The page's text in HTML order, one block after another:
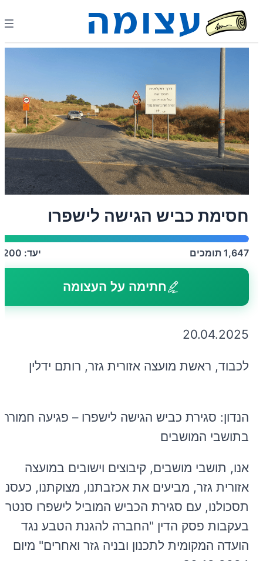
חסימת כביש הגישה לישפרו
1,647 תומכים יעד:
חתימה על העצומה
20.04.2025
לכבוד, ראשת מועצה אזורית גזר, רותם ידלין
הנדון: סגירת כביש הגישה לישפרו – פגיעה חמורה
בתושבי המושבים
אנו, תושבי מושבים, קיבוצים וישובים במועצה
אזורית גזר, מביעים את אכזבתנו, מצוקתנו,
תסכולנו, עם סגירת הכביש המוביל לישפרו סנטר
בעקבות פסק הדין "החברה להגנת הטבע נגד
הועדה המקומית לתכנון ובניה גזר ואחרים" מיום